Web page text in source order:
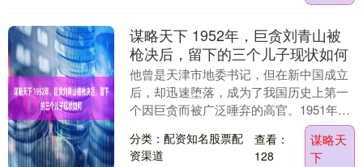
谋略天下 1952年，巨贪刘青山被
枪决后，留下的三个儿子现状如何
他曾是天津市地委书记，但在新中国成立
后，却迅速堕落，成为了我国历史上第一
个因巨贪而被广泛唾弃的高官。1951年，
三反运动展开，这个本该为人民服务的干
部，因非法谋....
分类：配资知名股票配
资渠道
查看：
128
谋略天
下